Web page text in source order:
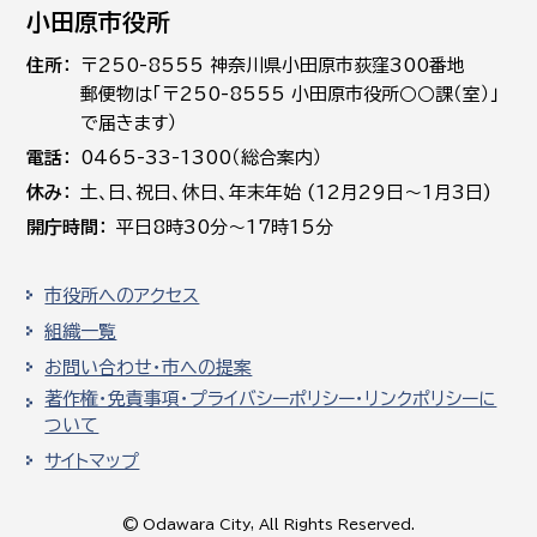
小田原市役所
住所
〒250-8555 神奈川県小田原市荻窪300番地
郵便物は「〒250-8555 小田原市役所○○課（室）」
で届きます）
電話
0465-33-1300（総合案内）
休み
土､日､祝日、休日、年末年始 (12月29日～1月3日)
開庁時間
平日8時30分～17時15分
市役所へのアクセス
組織一覧
お問い合わせ・市への提案
著作権・免責事項・プライバシーポリシー・リンクポリシーに
ついて
サイトマップ
© Odawara City, All Rights Reserved.